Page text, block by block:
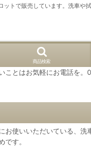
トで販売しています。洗車や
商品検索
とはお気軽にお電話を。
お使いいただいている、洗
です。